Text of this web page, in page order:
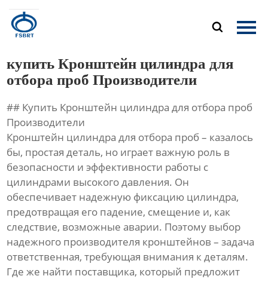

Главная
О Нас
Новости
Контакты
купить Кронштейн цилиндра для
отбора проб Производители
## Купить Кронштейн цилиндра для отбора проб
Производители
Кронштейн цилиндра для отбора проб – казалось
бы, простая деталь, но играет важную роль в
безопасности и эффективности работы с
цилиндрами высокого давления. Он
обеспечивает надежную фиксацию цилиндра,
предотвращая его падение, смещение и, как
следствие, возможные аварии. Поэтому выбор
надежного производителя кронштейнов – задача
ответственная, требующая внимания к деталям.
Где же найти поставщика, который предложит